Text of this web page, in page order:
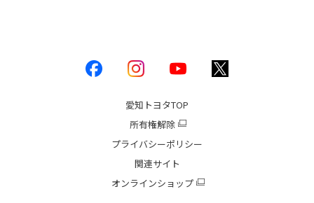
愛知トヨタTOP
所有権解除
プライバシーポリシー
関連サイト
オンラインショップ